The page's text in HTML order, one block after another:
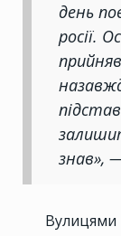
день
росії.
знав»,